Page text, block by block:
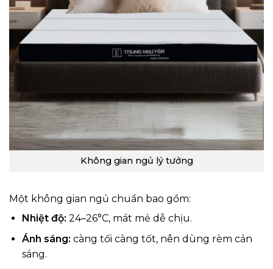
Không gian ngủ lý tưởng
Một không gian ngủ chuẩn bao gồm:
Nhiệt độ: 24–26°C, mát mẻ dễ chịu.
Ánh sáng: càng tối càng tốt, nên dùng rèm cản
sáng.